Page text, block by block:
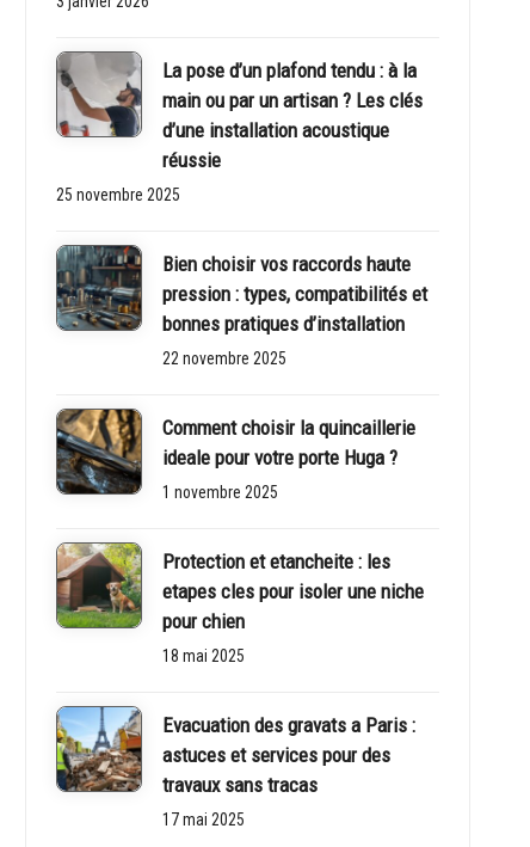
La pose d’un plafond tendu : à la
main ou par un artisan ? Les clés
d’une installation acoustique
réussie
25 novembre 2025
Bien choisir vos raccords haute
pression : types, compatibilités et
bonnes pratiques d’installation
22 novembre 2025
Comment choisir la quincaillerie
ideale pour votre porte Huga ?
1 novembre 2025
Protection et etancheite : les
etapes cles pour isoler une niche
pour chien
18 mai 2025
Evacuation des gravats a Paris :
astuces et services pour des
travaux sans tracas
17 mai 2025